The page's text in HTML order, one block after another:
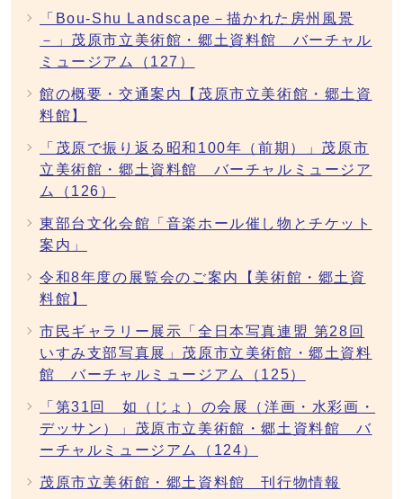
「Bou-Shu Landscape－描かれた房州風景
－」茂原市立美術館・郷土資料館 バーチャル
ミュージアム（127）
館の概要・交通案内【茂原市立美術館・郷土資
料館】
「茂原で振り返る昭和100年（前期）」茂原市
立美術館・郷土資料館 バーチャルミュージア
ム（126）
東部台文化会館「音楽ホール催し物とチケット
案内」
令和8年度の展覧会のご案内【美術館・郷土資
料館】
市民ギャラリー展示「全日本写真連盟 第28回
いすみ支部写真展」茂原市立美術館・郷土資料
館 バーチャルミュージアム（125）
「第31回 如（じょ）の会展（洋画・水彩画・
デッサン）」茂原市立美術館・郷土資料館 バ
ーチャルミュージアム（124）
茂原市立美術館・郷土資料館 刊行物情報